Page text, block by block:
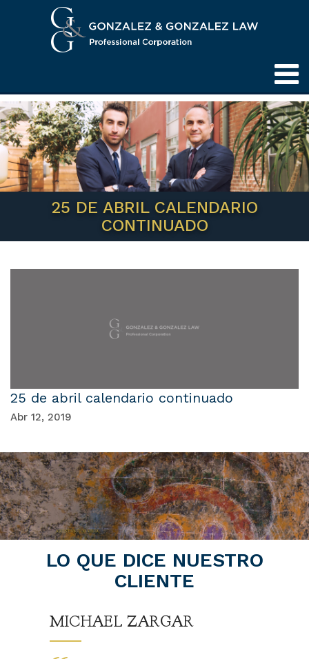
25 DE ABRIL CALENDARIO
CONTINUADO
25 de abril calendario continuado
Abr 12, 2019
LO QUE DICE NUESTRO
CLIENTE
MICHAEL ZARGAR